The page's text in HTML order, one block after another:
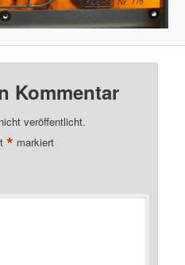
Kommentar
veröffentlicht.
* markiert